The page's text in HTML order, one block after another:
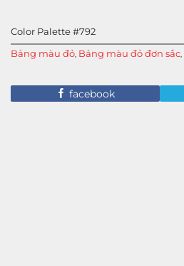
Color Palette #792
Bảng màu đỏ, Bảng màu đỏ đơn sắc,
facebook